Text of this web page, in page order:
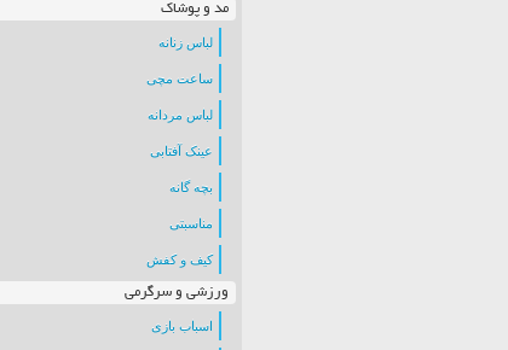
مد و پوشاک
لباس زنانه
ساعت مچی
لباس مردانه
عینک آفتابی
بچه گانه
مناسبتی
کیف و کفش
ورزشی و سرگرمی
اسباب بازی